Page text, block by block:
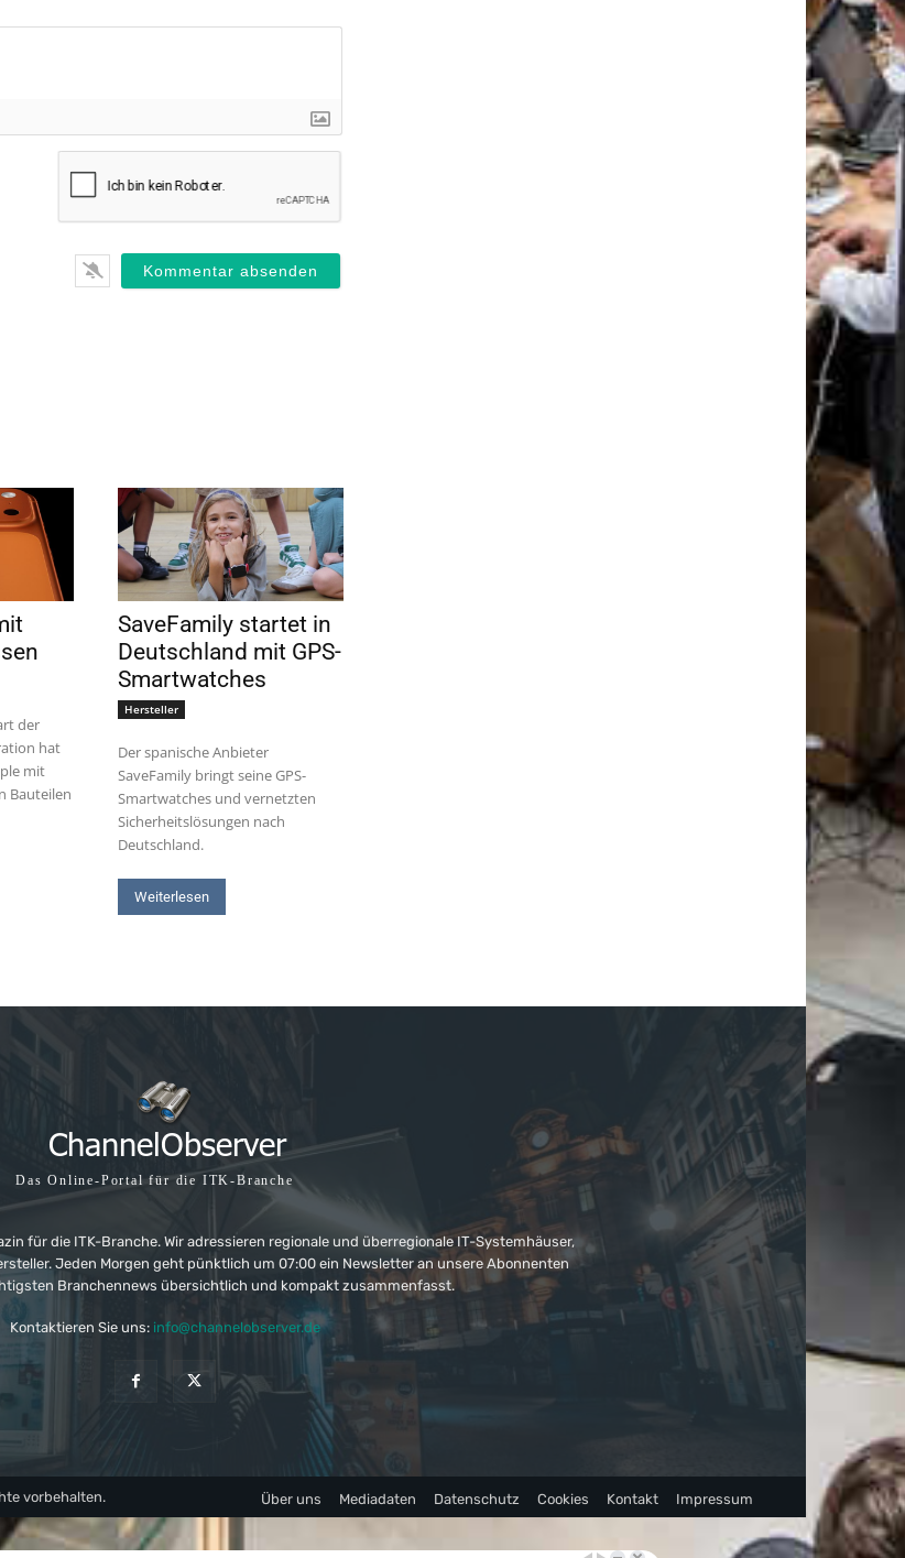
der
hat
mit
Bauteilen
SaveFamily startet in
Deutschland mit GPS-
Smartwatches
Hersteller
Der spanische Anbieter
SaveFamily bringt seine GPS-
Smartwatches und vernetzten
Sicherheitslösungen nach
Deutschland.
Weiterlesen
Das Online-Portal für die ITK-Branche
für die ITK-Branche. Wir adressieren regionale und überregionale IT-Systemhäuser,
Jeden Morgen geht pünktlich um 07:00 ein Newsletter an unsere Abonnenten
Branchennews übersichtlich und kompakt zusammenfasst.
Kontaktieren Sie uns: info@channelobserver.de
vorbehalten. Über uns Mediadaten Datenschutz Cookies Kontakt Impressum